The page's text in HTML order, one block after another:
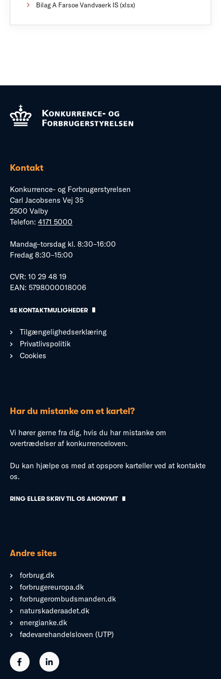
Bilag A Farsoe Vandvaerk IS (xlsx)
Kontakt
Konkurrence- og Forbrugerstyrelsen
Carl Jacobsens Vej 35
2500 Valby
Telefon: 4171 5000
Mandag–torsdag kl. 8:30–16:00
Fredag 8:30–15:00
CVR: 10 29 48 19
EAN: 5798000018006
SE KONTAKTMULIGHEDER
Tilgængelighedserklæring
Privatlivspolitik
Cookies
Har du mistanke om et kartel?
Vi hører gerne fra dig, hvis du har mistanke om
overtrædelser af konkurrenceloven.
Du kan hjælpe os med at opspore karteller ved at kontakte
os.
RING ELLER SKRIV TIL OS ANONYMT
Andre sites
forbrug.dk
forbrugereuropa.dk
forbrugerombudsmanden.dk
naturskaderaadet.dk
energianke.dk
fødevarehandelsloven (UTP)